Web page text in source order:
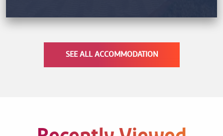
SEE ALL ACCOMMODATION